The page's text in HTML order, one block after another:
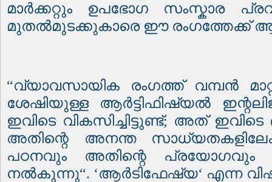
മാർക്കറ്റും ഉപഭോഗ സംസ്കാര
മുതൽമുടക്കുകാരെ ഈ രംഗത്തേക്ക്
“വ്യാവസായിക രംഗത്ത് വമ്പൻ
ശേഷിയുള്ള ആർട്ടിഫിഷ്യൽ
ഇവിടെ വികസിച്ചിട്ടുണ്ട്; അത് ഇവിടെ
അതിന്റെ അനന്ത
പഠനവും അതിന്റെ പ്രയോഗവും
നൽകുന്നു“. ‘ആർടിഫേഷ്യ‘ എന്ന